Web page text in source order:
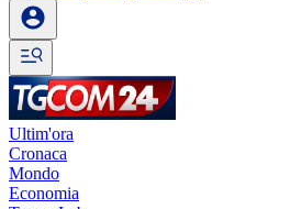
Ultim'ora
Cronaca
Mondo
Economia